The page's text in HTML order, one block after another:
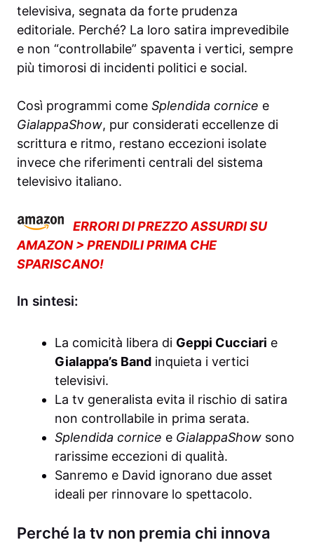
televisiva, segnata da forte prudenza
editoriale. Perché? La loro satira imprevedibile
e non “controllabile” spaventa i vertici, sempre
più timorosi di incidenti politici e social.
Così programmi come Splendida cornice e
GialappaShow, pur considerati eccellenze di
scrittura e ritmo, restano eccezioni isolate
invece che riferimenti centrali del sistema
televisivo italiano.
ERRORI DI PREZZO ASSURDI SU
AMAZON > PRENDILI PRIMA CHE
SPARISCANO!
In sintesi:
La comicità libera di Geppi Cucciari e
Gialappa’s Band inquieta i vertici
televisivi.
La tv generalista evita il rischio di satira
non controllabile in prima serata.
Splendida cornice e GialappaShow sono
rarissime eccezioni di qualità.
Sanremo e David ignorano due asset
ideali per rinnovare lo spettacolo.
Perché la tv non premia chi innova